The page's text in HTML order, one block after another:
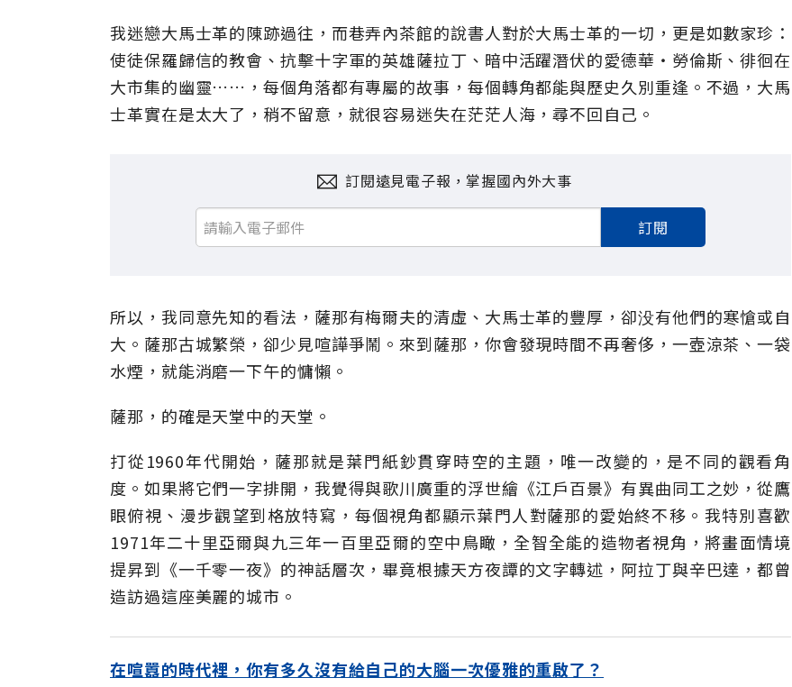
我迷戀大馬士革的陳跡過往，而巷弄內茶館的說書人對於大馬士革的一切，更是如數家珍：
使徒保羅歸信的教會、抗擊十字軍的英雄薩拉丁、暗中活躍潛伏的愛德華・勞倫斯、徘徊在
大市集的幽靈……，每個角落都有專屬的故事，每個轉角都能與歷史久別重逢。不過，大馬
士革實在是太大了，稍不留意，就很容易迷失在茫茫人海，尋不回自己。
訂閱遠見電子報，掌握國內外大事
訂閱
所以，我同意先知的看法，薩那有梅爾夫的清虛、大馬士革的豐厚，卻没有他們的寒愴或自
大。薩那古城繁榮，卻少見喧譁爭鬧。來到薩那，你會發現時間不再奢侈，一壺涼茶、一袋
水煙，就能消磨一下午的慵懶。
薩那，的確是天堂中的天堂。
打從1960年代開始，薩那就是葉門紙鈔貫穿時空的主題，唯一改變的，是不同的觀看角
度。如果將它們一字排開，我覺得與歌川廣重的浮世繪《江戶百景》有異曲同工之妙，從鷹
眼俯視、漫步觀望到格放特寫，每個視角都顯示葉門人對薩那的愛始終不移。我特別喜歡
1971年二十里亞爾與九三年一百里亞爾的空中鳥瞰，全智全能的造物者視角，將畫面情境
提昇到《一千零一夜》的神話層次，畢竟根據天方夜譚的文字轉述，阿拉丁與辛巴達，都曾
造訪過這座美麗的城市。
在喧囂的時代裡，你有多久沒有給自己的大腦一次優雅的重啟了？